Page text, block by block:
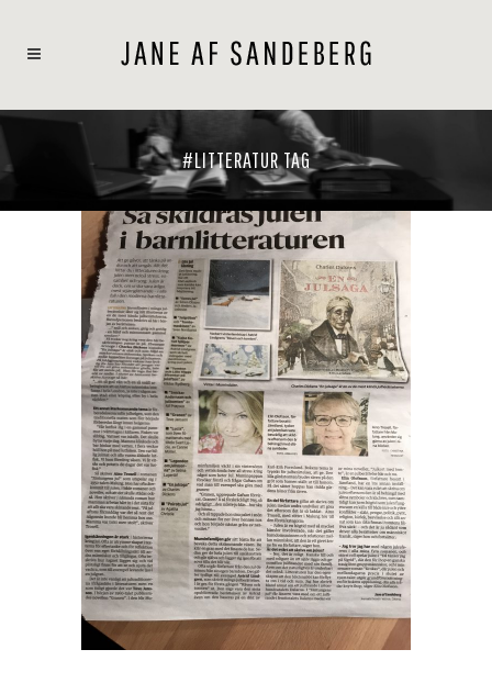
#LITTERATUR TAG